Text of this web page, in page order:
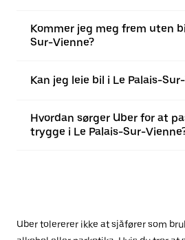
Kommer jeg meg frem uten
Sur-Vienne?
Kan jeg leie bil i Le Palais-
Hvordan sørger Uber for at
trygge i Le Palais-Sur-
Uber tolererer ikke at sjåfører som